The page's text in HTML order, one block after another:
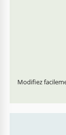
Modifiez